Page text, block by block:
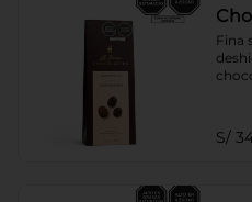
Fina
S/